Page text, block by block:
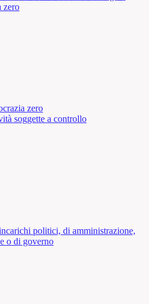
zero
zero
soggette a controllo
politici, di amministrazione,
o di governo